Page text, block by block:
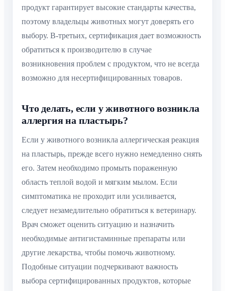
продукт гарантирует высокие стандарты качества,
поэтому владельцы животных могут доверять его
выбору. В-третьих, сертификация дает возможность
обратиться к производителю в случае
возникновения проблем с продуктом, что не всегда
возможно для несертифицированных товаров.
Что делать, если у животного возникла
аллергия на пластырь?
Если у животного возникла аллергическая реакция
на пластырь, прежде всего нужно немедленно снять
его. Затем необходимо промыть пораженную
область теплой водой и мягким мылом. Если
симптоматика не проходит или усиливается,
следует незамедлительно обратиться к ветеринару.
Врач сможет оценить ситуацию и назначить
необходимые антигистаминные препараты или
другие лекарства, чтобы помочь животному.
Подобные ситуации подчеркивают важность
выбора сертифицированных продуктов, которые